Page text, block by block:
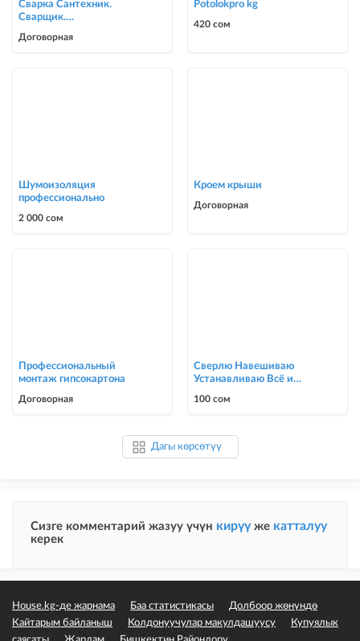
Сварка Сантехник.
Сварщик.
сварочные работы в Биш
Договорная
Potolokpro kg
420 сом
Шумоизоляция
профессионально
2 000 сом
Кроем крыши
Договорная
Профессиональный
монтаж гипсокартона
Договорная
Сверлю Навешиваю
Устанавливаю Всё и
100 сом
Дагы көрсөтүү
Сизге комментарий жазуу үчүн кирүү же катталуу
керек
House.kg-де жарнама Баа статистикасы
Долбоор жөнүндө
Кайтарым байланыш
Колдонуучулар макулдашуусу
Купуялык